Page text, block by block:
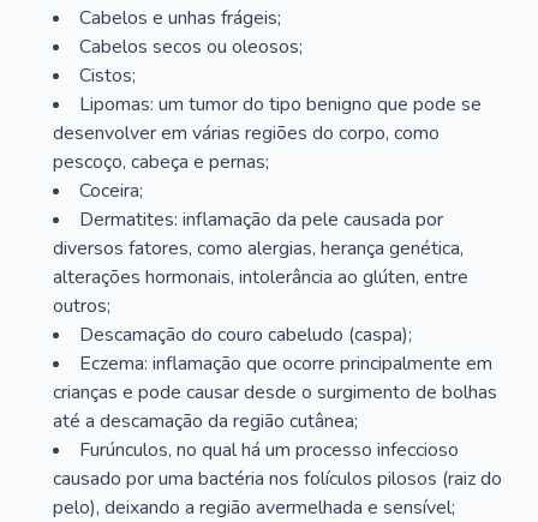
Cabelos e unhas frágeis;
Cabelos secos ou oleosos;
Cistos;
Lipomas: um tumor do tipo benigno que pode se
desenvolver em várias regiões do corpo, como
pescoço, cabeça e pernas;
Coceira;
Dermatites: inflamação da pele causada por
diversos fatores, como alergias, herança genética,
alterações hormonais, intolerância ao glúten, entre
outros;
Descamação do couro cabeludo (caspa);
Eczema: inflamação que ocorre principalmente em
crianças e pode causar desde o surgimento de bolhas
até a descamação da região cutânea;
Furúnculos, no qual há um processo infeccioso
causado por uma bactéria nos folículos pilosos (raiz do
pelo), deixando a região avermelhada e sensível;